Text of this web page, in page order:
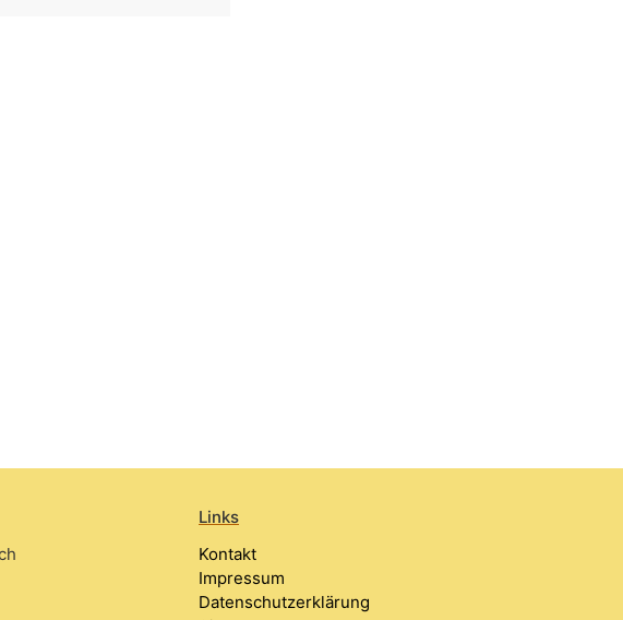
Links
Kontakt
Impressum
Datenschutzerklärung